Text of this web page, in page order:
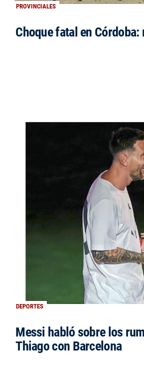
PROVINCIALES
Choque fatal en
DEPORTES
Messi habló sobre los
Thiago con Barcelona